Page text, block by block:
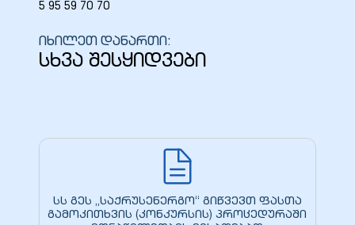
5 95 59 70 70
იხილეთ დანართი:
სხვა შესყიდვები
სს გეს „საქრუსენერგო“ გიწვევთ ფასთა
გამოკითხვის (კონკურსის) პროცედურაში